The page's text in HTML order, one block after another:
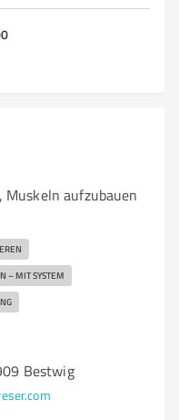
aufzubauen
– MIT SYSTEM
Bestwig